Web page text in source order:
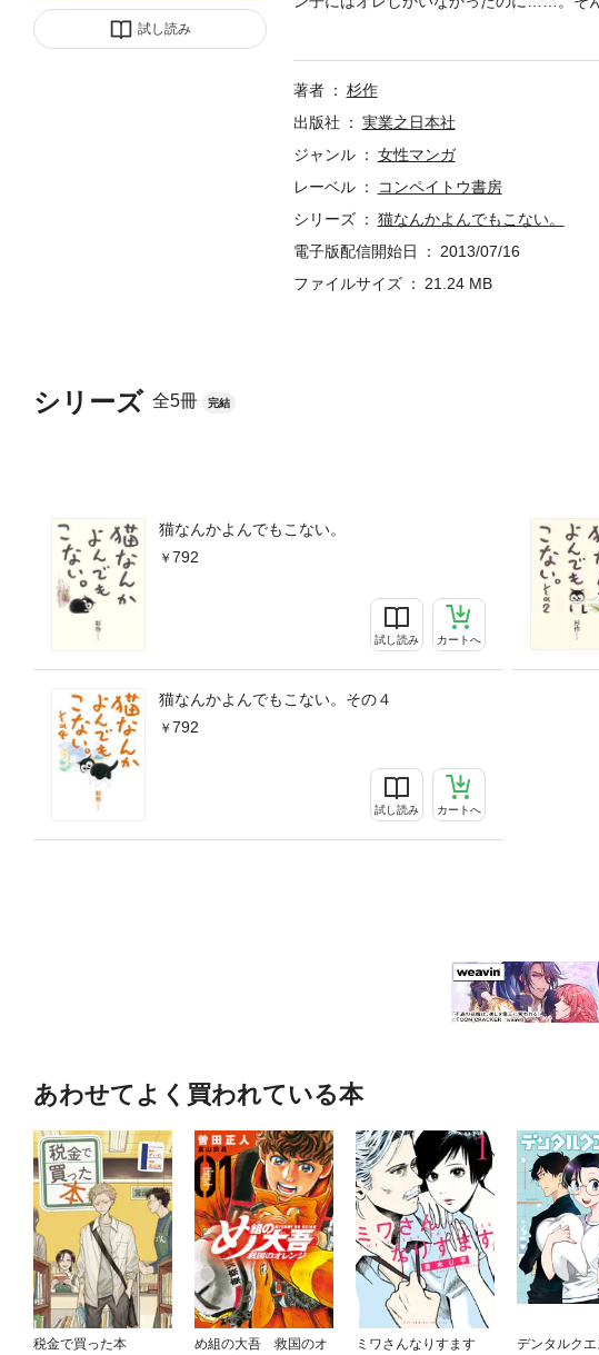
試し読み
シリーズ 全5冊 完結
猫なんかよんでもこない。
792
試し読み カートへ
猫なんかよんでもこない。その４
792
試し読み カートへ
いられず……。クソッ 猫なんか好きにな
著者
杉作
出版社
実業之日本社
ジャンル
女性マンガ
レーベル
コンペイトウ書房
シリーズ
猫なんかよんでもこない。
電子版配信開始日
2013/07/16
ファイルサイズ
21.24 MB
あわせてよく買われている本
税金で買った本
め組の大吾 救国のオ
ミワさんなりすます デンタルクエ